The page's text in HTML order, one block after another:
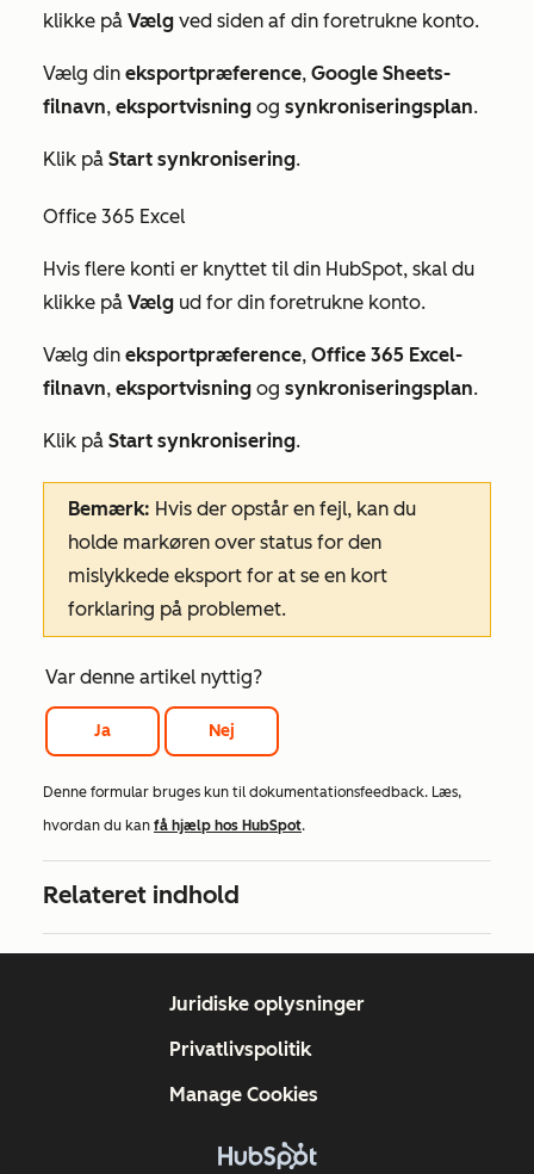
klikke på Vælg ved siden af din foretrukne konto.
Vælg din eksportpræference, Google Sheets-
filnavn, eksportvisning og synkroniseringsplan.
Klik på Start synkronisering.
Office 365 Excel
Hvis flere konti er knyttet til din HubSpot, skal du
klikke på Vælg ud for din foretrukne konto.
Vælg din eksportpræference, Office 365 Excel-
filnavn, eksportvisning og synkroniseringsplan.
Klik på Start synkronisering.
Bemærk: Hvis der opstår en fejl, kan du
holde markøren over status for den
mislykkede eksport for at se en kort
forklaring på problemet.
Var denne artikel nyttig?
Ja Nej
Denne formular bruges kun til dokumentationsfeedback. Læs,
hvordan du kan få hjælp hos HubSpot.
Relateret indhold
Juridiske oplysninger
Privatlivspolitik
Manage Cookies